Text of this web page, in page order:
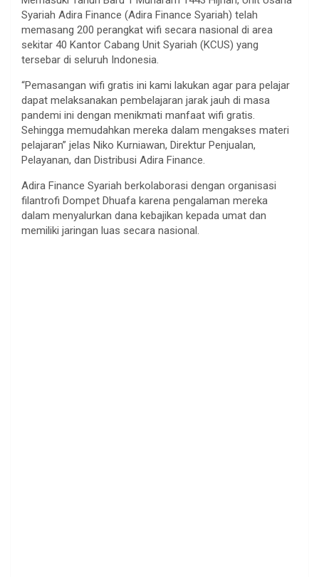
Syariah Adira Finance (Adira Finance Syariah) telah
memasang 200 perangkat wifi secara nasional di area
sekitar 40 Kantor Cabang Unit Syariah (KCUS) yang
tersebar di seluruh Indonesia.
“Pemasangan wifi gratis ini kami lakukan agar para pelajar
dapat melaksanakan pembelajaran jarak jauh di masa
pandemi ini dengan menikmati manfaat wifi gratis.
Sehingga memudahkan mereka dalam mengakses materi
pelajaran” jelas Niko Kurniawan, Direktur Penjualan,
Pelayanan, dan Distribusi Adira Finance.
Adira Finance Syariah berkolaborasi dengan organisasi
filantrofi Dompet Dhuafa karena pengalaman mereka
dalam menyalurkan dana kebajikan kepada umat dan
memiliki jaringan luas secara nasional.